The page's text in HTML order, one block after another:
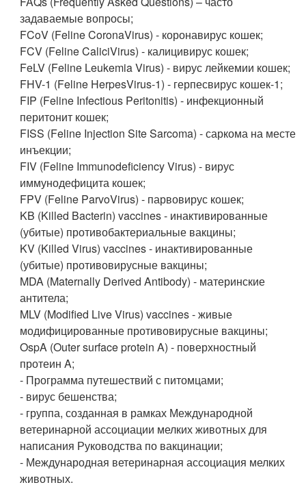
задаваемые вопросы;
FCoV (Feline CoronaVirus) - коронавирус кошек;
FCV (Feline CaliciVirus) - калицивирус кошек;
FeLV (Feline Leukemia Virus) - вирус лейкемии кошек;
FHV-1 (Feline HerpesVirus-1) - герпесвирус кошек-1;
FIP (Feline Infectious Peritonitis) - инфекционный
перитонит кошек;
FISS (Feline Injection Site Sarcoma) - саркома на месте
инъекции;
FIV (Feline Immunodeficiency Virus) - вирус
иммунодефицита кошек;
FPV (Feline ParvoVirus) - парвовирус кошек;
KB (Killed Bacterin) vaccines - инактивированные
(убитые) противобактериальные вакцины;
KV (Killed Virus) vaccines - инактивированные
(убитые) противовирусные вакцины;
MDA (Maternally Derived Antibody) - материнские
антитела;
MLV (Modified Live Virus) vaccines - живые
модифицированные противовирусные вакцины;
OspA (Outer surface protein A) - поверхностный
протеин A;
- Программа путешествий с питомцами;
- вирус бешенства;
- группа, созданная в рамках Международной
ветеринарной ассоциации мелких животных для
написания Руководства по вакцинации;
- Международная ветеринарная ассоциация мелких
животных.